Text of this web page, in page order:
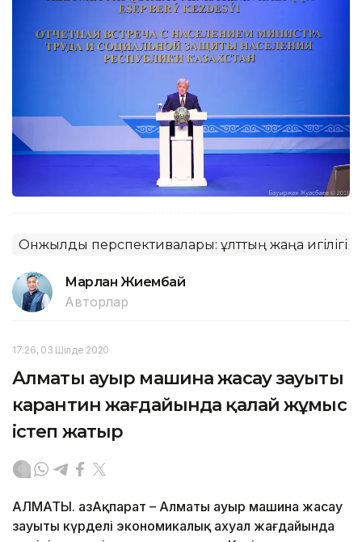
Онжылдық перспективалары: ұлттың жаңа игілігі
Марлан Жиембай
Авторлар
17:26, 03 Шілде 2020
Алматы ауыр машина жасау зауыты
карантин жағдайында қалай жұмыс
істеп жатыр
АЛМАТЫ. ҚазАқпарат – Алматы ауыр машина жасау
зауыты күрделі экономикалық ахуал жағдайында